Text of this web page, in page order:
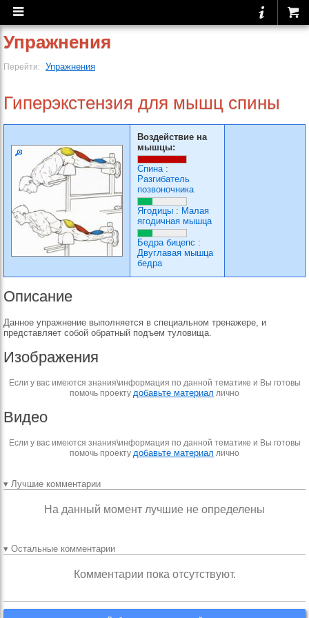
Упражнения
Перейти: Упражнения
Гиперэкстензия для мышц спины
Воздействие на
мышцы:
Спина:
Разгибатель
позвоночника
Ягодицы : Малая
ягодичная мышца
Бедра бицепс :
Двуглавая мышца
бедра
Описание
Данное упражнение выполняется в специальном тренажере, и
представляет собой обратный подъем туловища.
Изображения
Если у вас имеются знания\информация по данной тематике и Вы готовы
помочь проекту добавьте материал лично
Видео
Если у вас имеются знания\информация по данной тематике и Вы готовы
помочь проекту добавьте материал лично
▾ Лучшие комментарии
На данный момент лучшие не определены
▾ Остальные комментарии
Комментарии пока отсутствуют.